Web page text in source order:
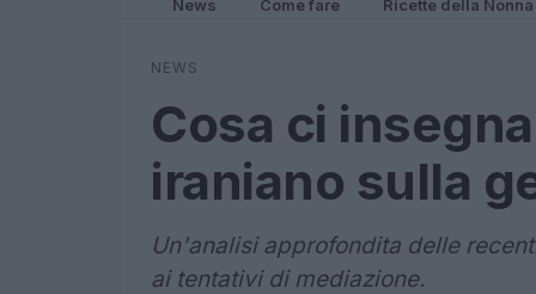
News Come fare Ricette della Nonna
NEWS
Cosa ci
iraniano sulla
Un'analisi approfondita delle
ai tentativi di mediazione.